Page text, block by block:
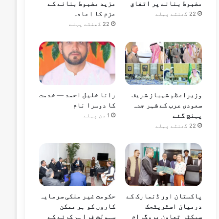
مضبوط بنانے پر اتفاق
22 گھنٹے پہلے
مزید مضبوط بنانے کے
عزم کا اعادہ
22 گھنٹے پہلے
وزیراعظم شہباز شریف
سعودی عرب کے شہر جدہ
پہنچ گئے
22 گھنٹے پہلے
رانا خلیل احمد — خدمت
کا دوسرا نام
1 دن پہلے
پاکستان اور ڈنمارک کے
درمیان اسٹریٹجک
سیکٹر تعاون پروگرام
حکومت غیر ملکی سرمایہ
کاروں کو ہر ممکن
سہولت فراہم کرنے کے